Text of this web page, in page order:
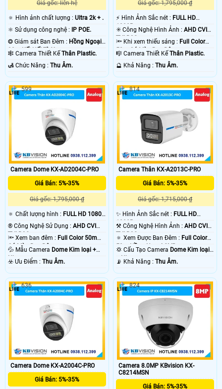
Giá gốc: liên hệ
🔅 Hình ảnh chất lượng : Ultra 2k + .
⚛️ Sử dụng công nghệ : IP POE.
❂ Giám sát Ban Đêm : Hồng Ngoại
30m Kết Nối Từ Xa.
🕸️ Camera Thiết KếThân Plastic.
️🛃 Chức Năng : Thu Âm.
Giá gốc: 1,795,000 ₫
️⚡ Hình Ảnh Sắc nét : FULL HD
1080P .
✳️ Công Nghệ Hình Ảnh :AHD CVI
TVI BCS.
🔦 Khi xem thiếu sáng : Full Color
50m Có Màu Ban Ðêm.
🎼️ Camera Thiết KếThân Plastic.
️🔮 Khả Năng :Thu Âm.
Camera Dome KX-AD2004C-PRO
Giá Bán: 5%-35%
Giá gốc: 1,795,000 ₫
🔅 Chất lượng hình : FULL HD 1080P
.
®️ Công Nghệ Sử Dụng : AHD CVI
TVI BCS.
🔦 Xem ban đêm : Full Color 50m
Có Màu Ban Ðêm.
💦 Mẫu Camera Dome Kim loại +
Nhựa.
️☣️ Ưu Điểm : Thu Âm.
599
Camera Thân KX-A2013C-PRO
Giá Bán: 5%-35%
Giá gốc: 1,715,000 ₫
✨ Hình Ảnh Sắc nét : FULL HD
1080P .
⚒ Công Nghệ Hình Ảnh :AHD CVI
TVI BCS.
🔅 Xem Được Ban Đêm : Full Color
50m Hồng Ngoại SMD.
💢 Cấu Tạo Camera Dome Kim loại
+ Nhựa.
️📡 Khả Năng :Thu Âm.
814
Camera Dome KX-A2004C-PRO
Giá Bán: 5%-35%
636
Camera 8.0MP KBvision KX-
C8214MSN
Giá Bán: 5%-35%
824